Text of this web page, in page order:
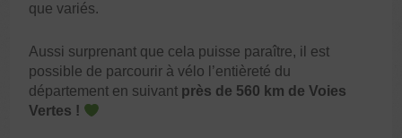
que variés.
Aussi surprenant que cela puisse paraître, il est
possible de parcourir à vélo l’entièreté du
département en suivant près de 560 km de Voies
Vertes !